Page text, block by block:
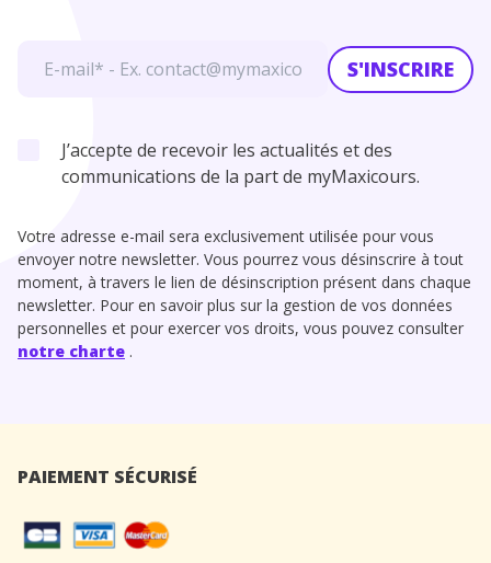
S'INSCRIRE
J’accepte de recevoir les actualités et des
communications de la part de myMaxicours.
Votre adresse e-mail sera exclusivement utilisée pour vous
envoyer notre newsletter. Vous pourrez vous désinscrire à tout
moment, à travers le lien de désinscription présent dans chaque
newsletter. Pour en savoir plus sur la gestion de vos données
personnelles et pour exercer vos droits, vous pouvez consulter
notre charte .
PAIEMENT SÉCURISÉ